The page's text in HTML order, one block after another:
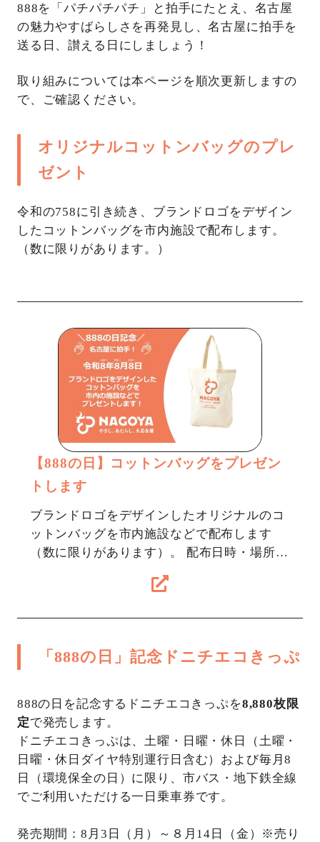
888を「パチパチパチ」と拍手にたとえ、名古屋
の魅力やすばらしさを再発見し、名古屋に拍手を
送る日、讃える日にしましょう！
取り組みについては本ページを順次更新しますの
で、ご確認ください。
オリジナルコットンバッグのプレ
ゼント
令和の758に引き続き、ブランドロゴをデザイン
したコットンバッグを市内施設で配布します。
（数に限りがあります。）
【888の日】コットンバッグをプレゼン
トします
ブランドロゴをデザインしたオリジナルのコ
ットンバッグを市内施設などで配布します
（数に限りがあります）。 配布日時・場所
所本庁舎（中区） 特別ガイドツ…
「888の日」記念ドニチエコきっぷ
888の日を記念するドニチエコきっぷを8,880枚限
定で発売します。
ドニチエコきっぷは、土曜・日曜・休日（土曜・
日曜・休日ダイヤ特別運行日含む）および毎月8
日（環境保全の日）に限り、市バス・地下鉄全線
でご利用いただける一日乗車券です。
発売期間：8月3日（月）～８月14日（金）※売り